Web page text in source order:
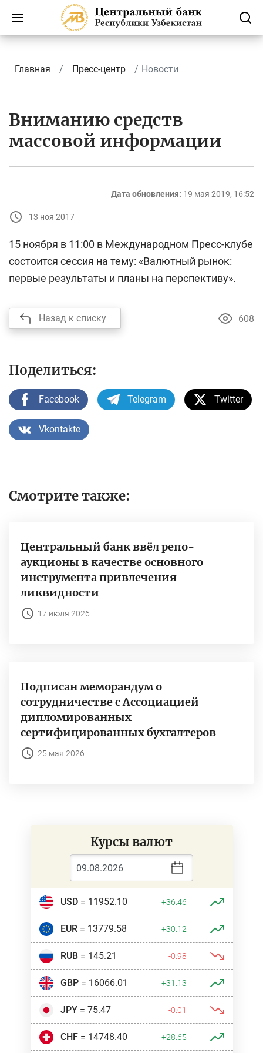
Главная Пресс-центр Новости
Вниманию средств
массовой информации
Дата обновления: 19 мая 2019, 16:52
13 ноя 2017
15 ноября в 11:00 в Международном Пресс-клубе
состоится сессия на тему: «Валютный рынок:
первые результаты и планы на перспективу».
Назад к списку 608
Поделиться:
Facebook Telegram Twitter
Vkontakte
Смотрите также:
Центральный банк ввёл репо-
аукционы в качестве основного
инструмента привлечения
ликвидности
17 июля 2026
Подписан меморандум о
сотрудничестве с Ассоциацией
дипломированных
сертифицированных бухгалтеров
25 мая 2026
Курсы валют
USD= 11952.10 +36.46
EUR= 13779.58 +30.12
RUB= 145.21 -0.98
GBP= 16066.01 +31.13
JPY= 75.47 -0.01
CHF= 14748.40 +28.65